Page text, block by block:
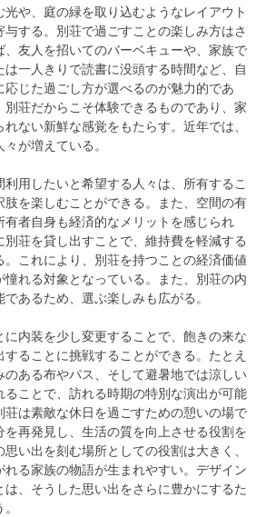
や、庭の緑を取り込むようなレイアウト
する。別荘で過ごすことの楽しみ方はさ
、友人を招いてのバーベキューや、家族で
一人きりで読書に没頭する時間など、自
じた過ごし方が選べるのが魅力的であ
別荘だからこそ体験できるものであり、家
ない新鮮な感覚をもたらす。近年では、
が増えている。
用したいと希望する人々は、所有するこ
肢を楽しむことができる。また、空間の有
者自身も経済的なメリットを感じられ
別荘を貸し出すことで、維持費を軽減する
。これにより、別荘を持つことの経済価値
憧れる対象となっている。また、別荘の内
あるため、選ぶ楽しみも広がる。
内装を少し変更することで、飽きの来な
ることに挑戦することができる。たとえ
のある布やパス、そして避暑地では涼しい
ることで、訪れる時期の特別な演出が可能
荘は素敵な休日を過ごすための憩いの場で
再発見し、生活の質を向上させる役割を
い出を刻む場所としての役割は大きく、
る家族の物語が生まれやすい。デザイン
、そうした思い出をさらに豊かにするた